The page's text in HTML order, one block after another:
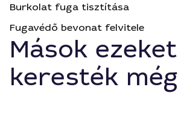
Burkolat fuga tisztítása
Fugavédő bevonat felvitele
Mások ezeket
keresték még